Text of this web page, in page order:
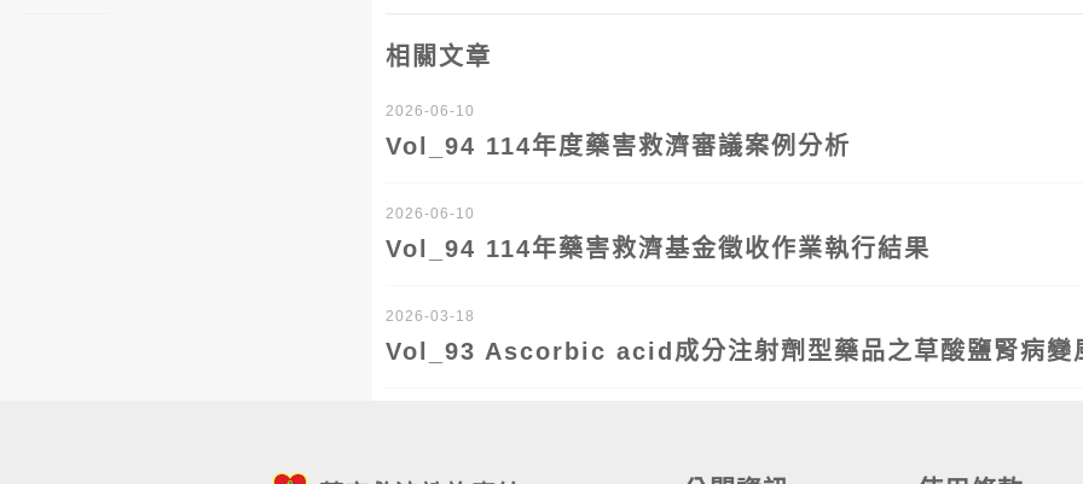
相關文章
2026-06-10
Vol_94 114年度藥害救濟審議案例分析
2026-06-10
Vol_94 114年藥害救濟基金徵收作業執行結果
2026-03-18
Vol_93 Ascorbic acid成分注射劑型藥品之草酸鹽腎病變